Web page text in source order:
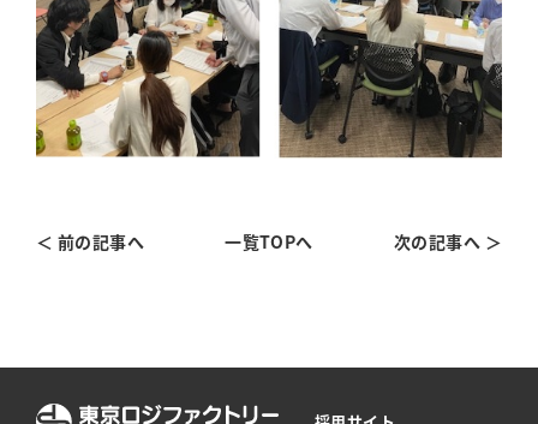
＜ 前の記事へ 一覧TOPへ 次の記事へ ＞